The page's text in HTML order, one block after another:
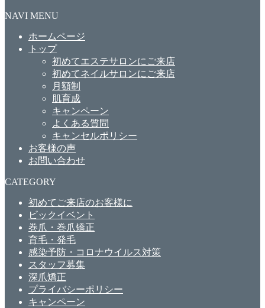
NAVI MENU
ホームページ
トップ
初めてエステサロンにご来店
初めてネイルサロンにご来店
月額制
肌育成
キャンペーン
よくある質問
キャンセルポリシー
お客様の声
お問い合わせ
CATEGORY
初めてご来店のお客様に
ビックイベント
巻爪・巻爪矯正
育毛・発毛
感染予防・コロナウイルス対策
スタッフ募集
深爪矯正
プライバシーポリシー
キャンペーン